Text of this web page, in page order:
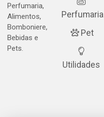
Perfumaria,
Alimentos,
Bomboniere,
Bebidas e
Pets.
Perfumaria
Pet
Utilidades